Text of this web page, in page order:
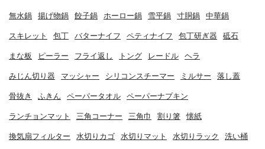
無水鍋 揚げ物鍋 餃子鍋 ホーロー鍋 雪平鍋 寸胴鍋 中華鍋
スキレット 包丁 バターナイフ ペティナイフ 包丁研ぎ器 砥石
まな板 ピーラー フライ返し トング レードル ヘラ
みじん切り器 マッシャー シリコンスチーマー ミルサー 落し蓋
骨抜き ふきん ペーパータオル ペーパーナプキン
ランチョンマット 三角コーナー 三角巾 割り箸 懐紙
換気扇フィルター 水切りカゴ 水切りマット 水切りラック 洗い桶